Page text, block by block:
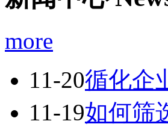
more
11-20循化企
11-19如何筛